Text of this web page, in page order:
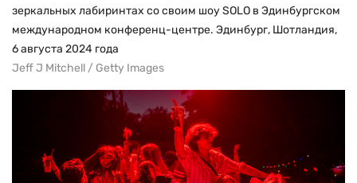
зеркальных лабиринтах со своим шоу SOLO в Эдинбургском
международном конференц-центре. Эдинбург, Шотландия,
6 августа 2024 года
Jeff J Mitchell / Getty Images